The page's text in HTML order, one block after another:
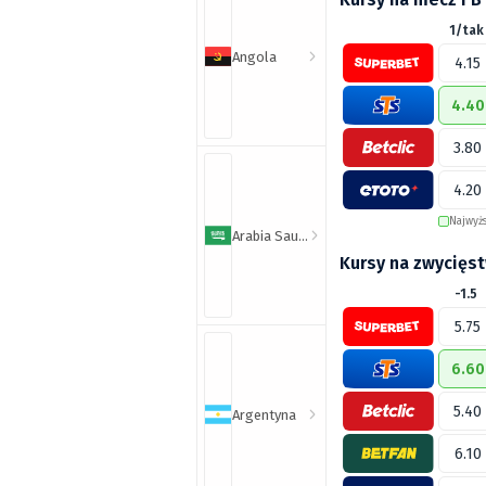
Angola
Arabia Saudyjska
Argentyna
1/tak
4.15
4.40
3.80
4.20
Kursy na
-1.5
5.75
6.60
5.40
6.10